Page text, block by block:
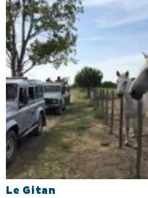
Le Gitan